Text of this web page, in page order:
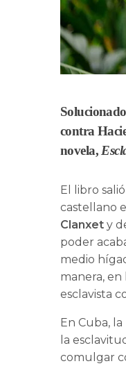
contra
novela,
El libro
castellano
Clanxety
poder
medio
manera,
esclavista
En Cuba,
la
comulgar